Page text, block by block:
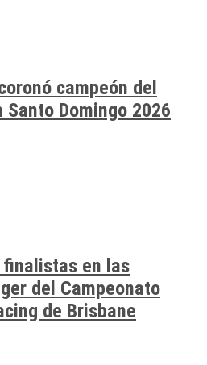
campeón del
Domingo 2026
finalistas en las
del Campeonato
de Brisbane